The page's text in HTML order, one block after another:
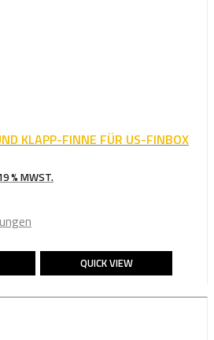
KLAPP-FINNE FÜR US-FINBOX
€.
% MWST.
QUICK VIEW